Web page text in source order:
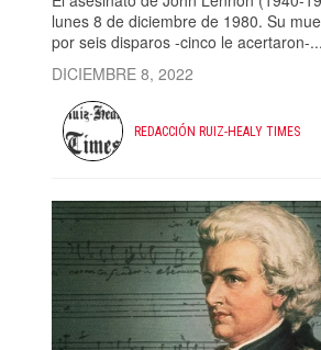
lunes 8 de diciembre de 1980. Su
por seis disparos -cinco le acertaron-...
DICIEMBRE 8, 2022
REDACCIÓN RUIZ-HEALY TIMES